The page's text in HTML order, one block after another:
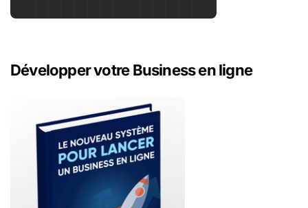
Développer votre Business en ligne